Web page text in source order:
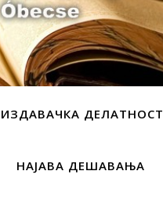
ИЗДАВАЧКА ДЕЛАТНОСТ
НАЈАВА ДЕШАВАЊА